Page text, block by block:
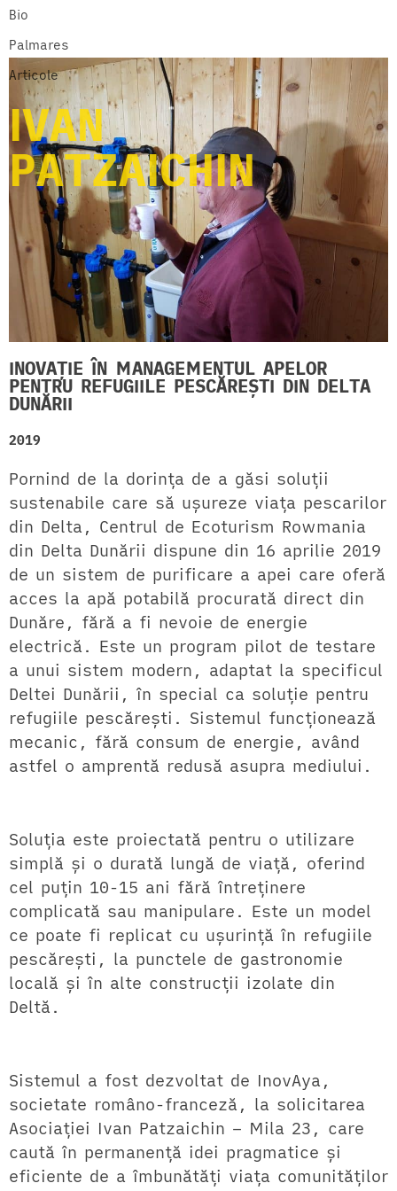
Bio
Palmares
Articole
IVAN
PATZAICHIN
INOVAȚIE ÎN MANAGEMENTUL APELOR
PENTRU REFUGIILE PESCĂREȘTI DIN DELTA
DUNĂRII
2019
Pornind de la dorința de a găsi soluții
sustenabile care să ușureze viața pescarilor
din Delta, Centrul de Ecoturism Rowmania
din Delta Dunării dispune din 16 aprilie 2019
de un sistem de purificare a apei care oferă
acces la apă potabilă procurată direct din
Dunăre, fără a fi nevoie de energie
electrică. Este un program pilot de testare
a unui sistem modern, adaptat la specificul
Deltei Dunării, în special ca soluție pentru
refugiile pescărești. Sistemul funcționează
mecanic, fără consum de energie, având
astfel o amprentă redusă asupra mediului.
Soluția este proiectată pentru o utilizare
simplă și o durată lungă de viață, oferind
cel puțin 10-15 ani fără întreținere
complicată sau manipulare. Este un model
ce poate fi replicat cu ușurință în refugiile
pescărești, la punctele de gastronomie
locală și în alte construcții izolate din
Deltă.
Sistemul a fost dezvoltat de InovAya,
societate româno-franceză, la solicitarea
Asociației Ivan Patzaichin – Mila 23, care
caută în permanență idei pragmatice și
eficiente de a îmbunătăți viața comunităților